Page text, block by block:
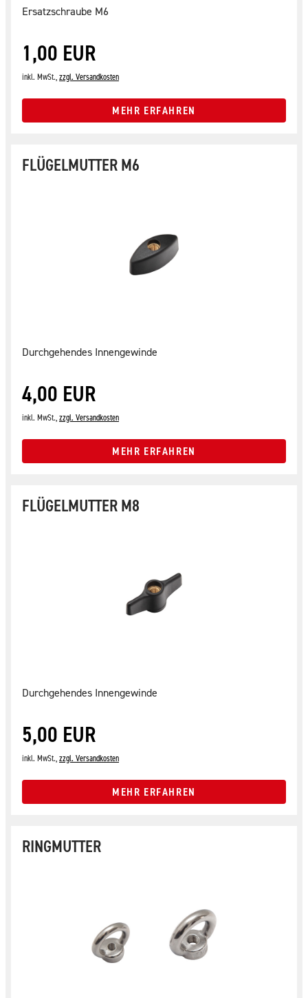
Ersatzschraube M6
1,00 EUR
inkl. MwSt.,zzgl. Versandkosten
MEHR ERFAHREN
FLÜGELMUTTER M6
Durchgehendes Innengewinde
4,00 EUR
inkl. MwSt.,zzgl. Versandkosten
MEHR ERFAHREN
FLÜGELMUTTER M8
Durchgehendes Innengewinde
5,00 EUR
inkl. MwSt.,zzgl. Versandkosten
MEHR ERFAHREN
RINGMUTTER